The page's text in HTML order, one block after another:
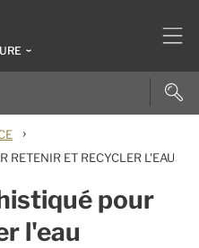
›
RETENIR ET RECYCLER L'EAU
pour
l'eau